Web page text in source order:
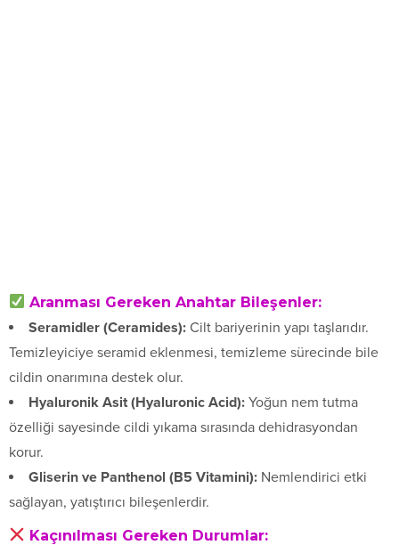
Aranması Gereken Anahtar Bileşenler:
Seramidler (Ceramides): Cilt bariyerinin yapı taşlarıdır.
Temizleyiciye seramid eklenmesi, temizleme sürecinde bile
cildin onarımına destek olur.
Hyaluronik Asit (Hyaluronic Acid): Yoğun nem tutma
özelliği sayesinde cildi yıkama sırasında dehidrasyondan
korur.
Gliserin ve Panthenol (B5 Vitamini): Nemlendirici etki
sağlayan, yatıştırıcı bileşenlerdir.
Kaçınılması Gereken Durumlar: